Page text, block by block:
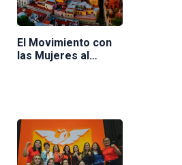
El Movimiento con
las Mujeres al